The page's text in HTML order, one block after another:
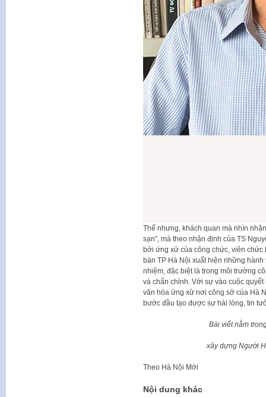
Thế nhưng, khách quan mà nhìn
sạn”, mà theo nhận định của TS
bởi ứng xử của công chức, viên chức
bàn TP Hà Nội xuất hiện những
nhiệm, đặc biệt là trong môi trường
và chấn chỉnh. Với sự vào cuộc
văn hóa ứng xử nơi công sở của Hà
bước đầu tạo được sự hài lòng, tin
Bài viết nằm
xây dựng Người
Theo Hà Nội Mới
Nội dung khác